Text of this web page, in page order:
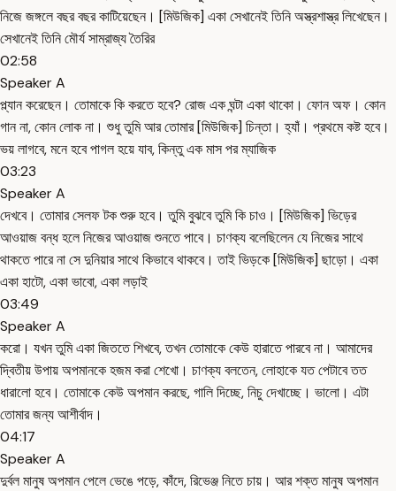
নিজে জঙ্গলে বছর বছর কাটিয়েছেন। [মিউজিক] একা সেখানেই তিনি অস্ত্রশাস্ত্র লিখেছেন।
সেখানেই তিনি মৌর্য সাম্রাজ্য তৈরির
02:58
Speaker A
প্ল্যান করেছেন। তোমাকে কি করতে হবে? রোজ এক ঘন্টা একা থাকো। ফোন অফ। কোন
গান না, কোন লোক না। শুধু তুমি আর তোমার [মিউজিক] চিন্তা। হ্যাঁ। প্রথমে কষ্ট হবে।
ভয় লাগবে, মনে হবে পাগল হয়ে যাব, কিন্তু এক মাস পর ম্যাজিক
03:23
Speaker A
দেখবে। তোমার সেলফ টক শুরু হবে। তুমি বুঝবে তুমি কি চাও। [মিউজিক] ভিড়ের
আওয়াজ বন্ধ হলে নিজের আওয়াজ শুনতে পাবে। চাণক্য বলেছিলেন যে নিজের সাথে
থাকতে পারে না সে দুনিয়ার সাথে কিভাবে থাকবে। তাই ভিড়কে [মিউজিক] ছাড়ো। একা
একা হাটো, একা ভাবো, একা লড়াই
03:49
Speaker A
করো। যখন তুমি একা জিততে শিখবে, তখন তোমাকে কেউ হারাতে পারবে না। আমাদের
দ্বিতীয় উপায় অপমানকে হজম করা শেখো। চাণক্য বলতেন, লোহাকে যত পেটাবে তত
ধারালো হবে। তোমাকে কেউ অপমান করছে, গালি দিচ্ছে, নিচু দেখাচ্ছে। ভালো। এটা
তোমার জন্য আশীর্বাদ।
04:17
Speaker A
দুর্বল মানুষ অপমান পেলে ভেঙে পড়ে, কাঁদে, রিভেঞ্জ নিতে চায়। আর শক্ত মানুষ অপমান